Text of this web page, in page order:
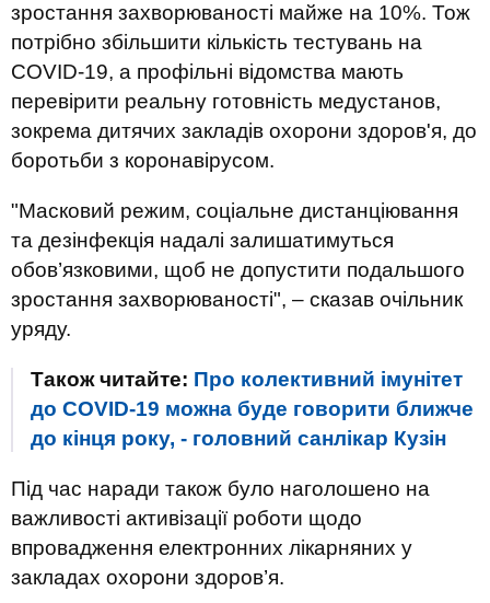
зростання захворюваності майже на 10%. Тож
потрібно збільшити кількість тестувань на
COVID-19, а профільні відомства мають
перевірити реальну готовність медустанов,
зокрема дитячих закладів охорони здоров'я, до
боротьби з коронавірусом.
"Масковий режим, соціальне дистанціювання
та дезінфекція надалі залишатимуться
обов’язковими, щоб не допустити подальшого
зростання захворюваності", – сказав очільник
уряду.
Також читайте: Про колективний імунітет
до COVID-19 можна буде говорити ближче
до кінця року, - головний санлікар Кузін
Під час наради також було наголошено на
важливості активізації роботи щодо
впровадження електронних лікарняних у
закладах охорони здоров’я.